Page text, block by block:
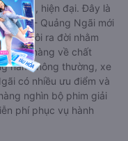
trọng, hiện đại. Đây là
Đức - Quảng Ngãi mới
nằm đôi ra đời nhằm
hàng về chất
nằm thông thường, xe
có nhiều ưu điểm và
nghìn bộ phim giải
phí phục vụ hành